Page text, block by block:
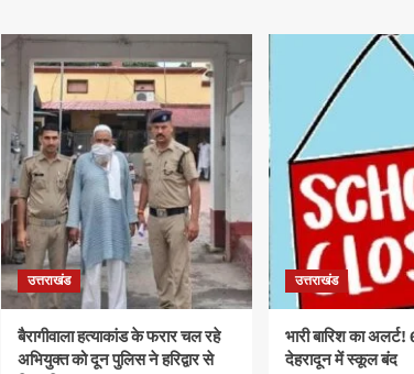
उत्तराखंड
बैरागीवाला हत्याकांड के फरार चल रहे
अभियुक्त को दून पुलिस ने हरिद्वार से
उत्तराखंड
भारी बारिश का
देहरादून में स्कूल बंद